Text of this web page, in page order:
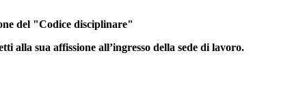
del "Codice disciplinare"
alla sua affissione all’ingresso della sede di lavoro.